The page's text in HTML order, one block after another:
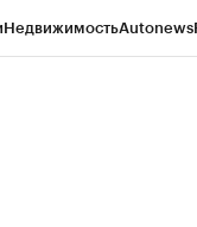
НедвижимостьAutonews